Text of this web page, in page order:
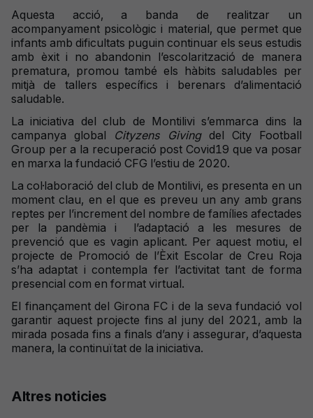
Aquesta acció, a banda de realitzar un
acompanyament psicològic i material, que permet que
infants amb dificultats puguin continuar els seus estudis
amb èxit i no abandonin l’escolarització de manera
prematura, promou també els hàbits saludables per
mitjà de tallers específics i berenars d’alimentació
saludable.
La iniciativa del club de Montilivi s’emmarca dins la
campanya global Cityzens Givingdel City Football
Group per a la recuperació post Covid19 que va posar
en marxa la fundació CFG l’estiu de 2020.
La col·laboració del club de Montilivi, es presenta en un
moment clau, en el que es preveu un any amb grans
reptes per l’increment del nombre de famílies afectades
per la pandèmia i l’adaptació a les mesures de
prevenció que es vagin aplicant. Per aquest motiu, el
projecte de Promoció de l’Èxit Escolar de Creu Roja
s’ha adaptat i contempla fer l’activitat tant de forma
presencial com en format virtual.
El finançament del Girona FC i de la seva fundació vol
garantir aquest projecte fins al juny del 2021, amb la
mirada posada fins a finals d’any i assegurar, d’aquesta
manera, la continuïtat de la iniciativa.
Altres noticies